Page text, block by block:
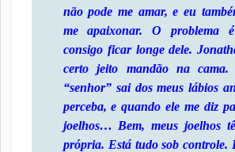
não pode me amar, e eu
me apaixonar. O problema
consigo ficar longe dele.
certo jeito mandão na cama.
“senhor” sai dos meus lábios
perceba, e quando ele me diz
joelhos… Bem, meus joelhos
própria. Está tudo sob controle.